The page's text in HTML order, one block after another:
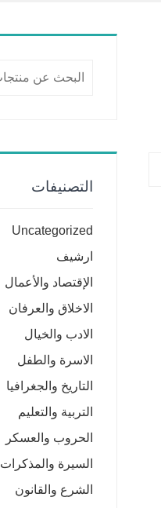
التصنيفات
Uncategorized
ارشيف
الإقتصاد والأعمال
الاخلاق والعرفان
الادب والخيال
الاسرة والطفل
التاريخ والجغرافيا
التربية والتعليم
الحروب والعسكر
السيرة والمذكرات
الشرع والقانون